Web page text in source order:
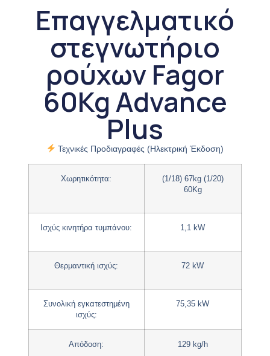
Επαγγελματικό
στεγνωτήριο
ρούχων Fagor
60Kg Advance
Plus
Τεχνικές Προδιαγραφές (Ηλεκτρική Έκδοση)
Χωρητικότητα:
(1/18) 67kg (1/20)
60Kg
Ισχύς κινητήρα τυμπάνου: 1,1 kW
Θερμαντική ισχύς: 72 kW
Συνολική εγκατεστημένη
ισχύς:
75,35 kW
Απόδοση: 129 kg/h